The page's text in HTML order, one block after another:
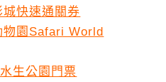
快速通關券
物園Safari World
生公園門票